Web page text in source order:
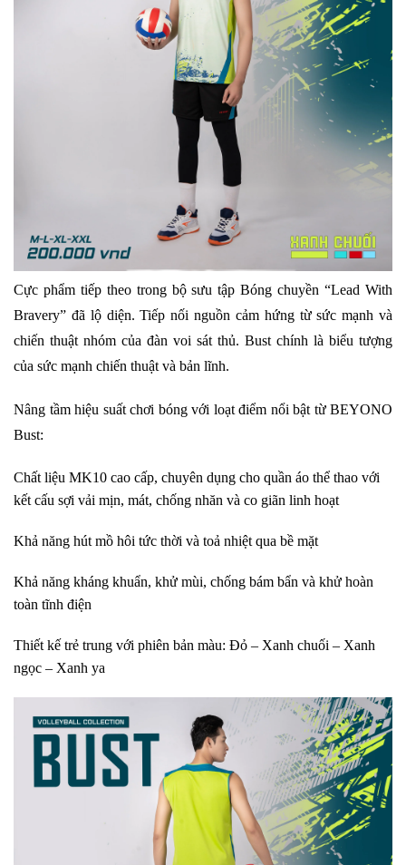
Cực phẩm tiếp theo trong bộ sưu tập Bóng chuyền “Lead With
Bravery” đã lộ diện. Tiếp nối nguồn cảm hứng từ sức mạnh và
chiến thuật nhóm của đàn voi sát thủ. Bust chính là biểu tượng
của sức mạnh chiến thuật và bản lĩnh.
Nâng tầm hiệu suất chơi bóng với loạt điểm nổi bật từ BEYONO
Bust:
Chất liệu MK10 cao cấp, chuyên dụng cho quần áo thể thao với
kết cấu sợi vải mịn, mát, chống nhăn và co giãn linh hoạt
Khả năng hút mồ hôi tức thời và toả nhiệt qua bề mặt
Khả năng kháng khuẩn, khử mùi, chống bám bẩn và khử hoàn
toàn tĩnh điện
Thiết kế trẻ trung với phiên bản màu: Đỏ – Xanh chuối – Xanh
ngọc – Xanh ya